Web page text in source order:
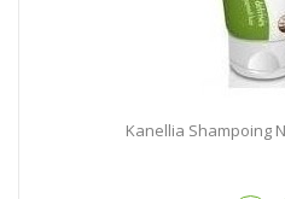
Kanellia Shampoing